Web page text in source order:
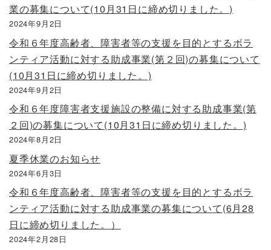
業の募集について(10月31日に締め切りました。)
2024年9月2日
令和６年度高齢者、障害者等の支援を目的とするボラ
ンティア活動に対する助成事業(第２回)の募集について
(10月31日に締め切りました。)
2024年9月2日
令和６年度障害者支援施設の整備に対する助成事業(第
２回)の募集について(10月31日に締め切りました。)
2024年8月2日
夏季休業のお知らせ
2024年6月3日
令和６年度高齢者、障害者等の支援を目的とするボラ
ンティア活動に対する助成事業の募集について(6月28
日に締め切りました。）
2024年2月28日